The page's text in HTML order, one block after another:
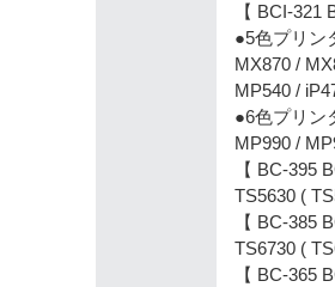
【 BCI-321
●5色プリン
MX870 /
MP540 /
●6色プリン
MP990 /
【 BC-395
TS5630 (
【 BC-385
TS6730 (
【 BC-365